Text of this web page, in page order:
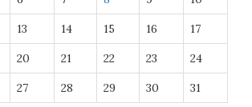
13 14 15 16 17
20 21 22 23 24
27 28 29 30 31